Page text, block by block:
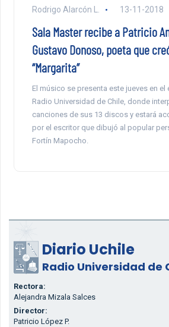
Rodrigo Alarcón L. 13-11-2018
Sala Master recibe a Patricio
Gustavo Donoso, poeta que
“Margarita”
El músico se presenta este jueves en el
Radio Universidad de Chile, donde
canciones de sus 13 discos y estará
por el escritor que dibujó al popular
Fortín Mapocho.
Diario Uchile
Radio Universidad de
Rectora:
Alejandra Mizala Salces
Director:
Patricio López P.